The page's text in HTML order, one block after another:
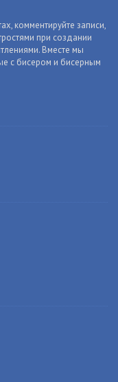
комментируйте записи,
при создании
Вместе мы
с бисером и бисерным